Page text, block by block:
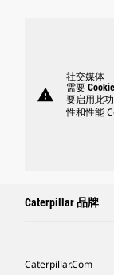
warning
社交媒体
需要 Cookie
要启用此
性和性能
Caterpillar 品牌
Caterpillar.com